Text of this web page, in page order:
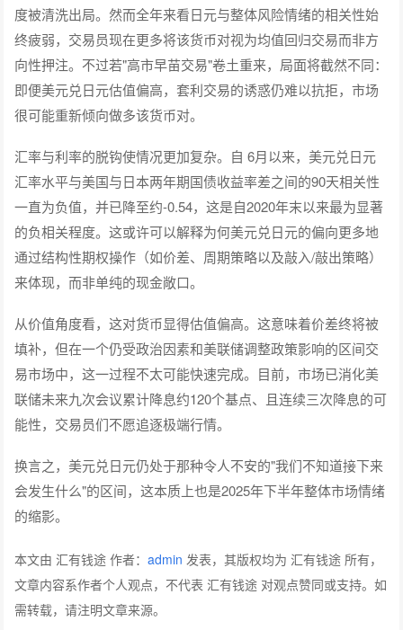
度被清洗出局。然而全年来看日元与整体风险情绪的相关性始
终疲弱，交易员现在更多将该货币对视为均值回归交易而非方
向性押注。不过若"高市早苗交易"卷土重来，局面将截然不同：
即便美元兑日元估值偏高，套利交易的诱惑仍难以抗拒，市场
很可能重新倾向做多该货币对。
汇率与利率的脱钩使情况更加复杂。自 6月以来，美元兑日元
汇率水平与美国与日本两年期国债收益率差之间的90天相关性
一直为负值，并已降至约-0.54，这是自2020年末以来最为显著
的负相关程度。这或许可以解释为何美元兑日元的偏向更多地
通过结构性期权操作（如价差、周期策略以及敲入/敲出策略）
来体现，而非单纯的现金敞口。
从价值角度看，这对货币显得估值偏高。这意味着价差终将被
填补，但在一个仍受政治因素和美联储调整政策影响的区间交
易市场中，这一过程不太可能快速完成。目前，市场已消化美
联储未来九次会议累计降息约120个基点、且连续三次降息的可
能性，交易员们不愿追逐极端行情。
换言之，美元兑日元仍处于那种令人不安的"我们不知道接下来
会发生什么"的区间，这本质上也是2025年下半年整体市场情绪
的缩影。
本文由 汇有钱途 作者：admin 发表，其版权均为 汇有钱途 所有，
文章内容系作者个人观点，不代表 汇有钱途 对观点赞同或支持。如
需转载，请注明文章来源。